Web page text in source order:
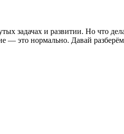
задачах и развитии. Но что
— это нормально. Давай